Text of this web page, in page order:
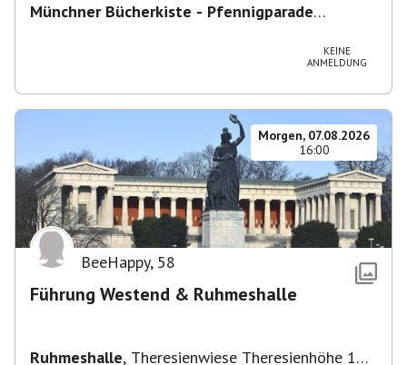
Münchner Bücherkiste - Pfennigparade
KEINE
ANMELDUNG
Morgen, 07.08.2026
16:00
BeeHappy, 58
Führung Westend & Ruhmeshalle
Ruhmeshalle, Theresienwiese Theresienhöhe 16,